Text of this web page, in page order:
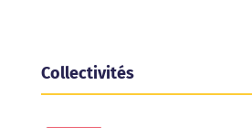
Collectivités